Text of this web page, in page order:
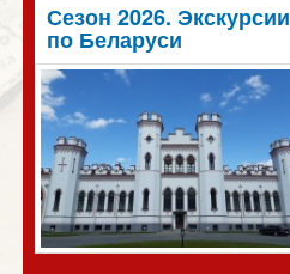
Сезон 2026. Экскурсии
по Беларуси